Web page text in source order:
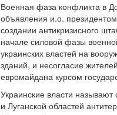
Военная фаза конфликта в
объявления и.о.
создании антикризисного
начале силовой фазы
украинских властей на
зданий, и несогласие
евромайдана курсом
Украинские власти
и Луганской областей